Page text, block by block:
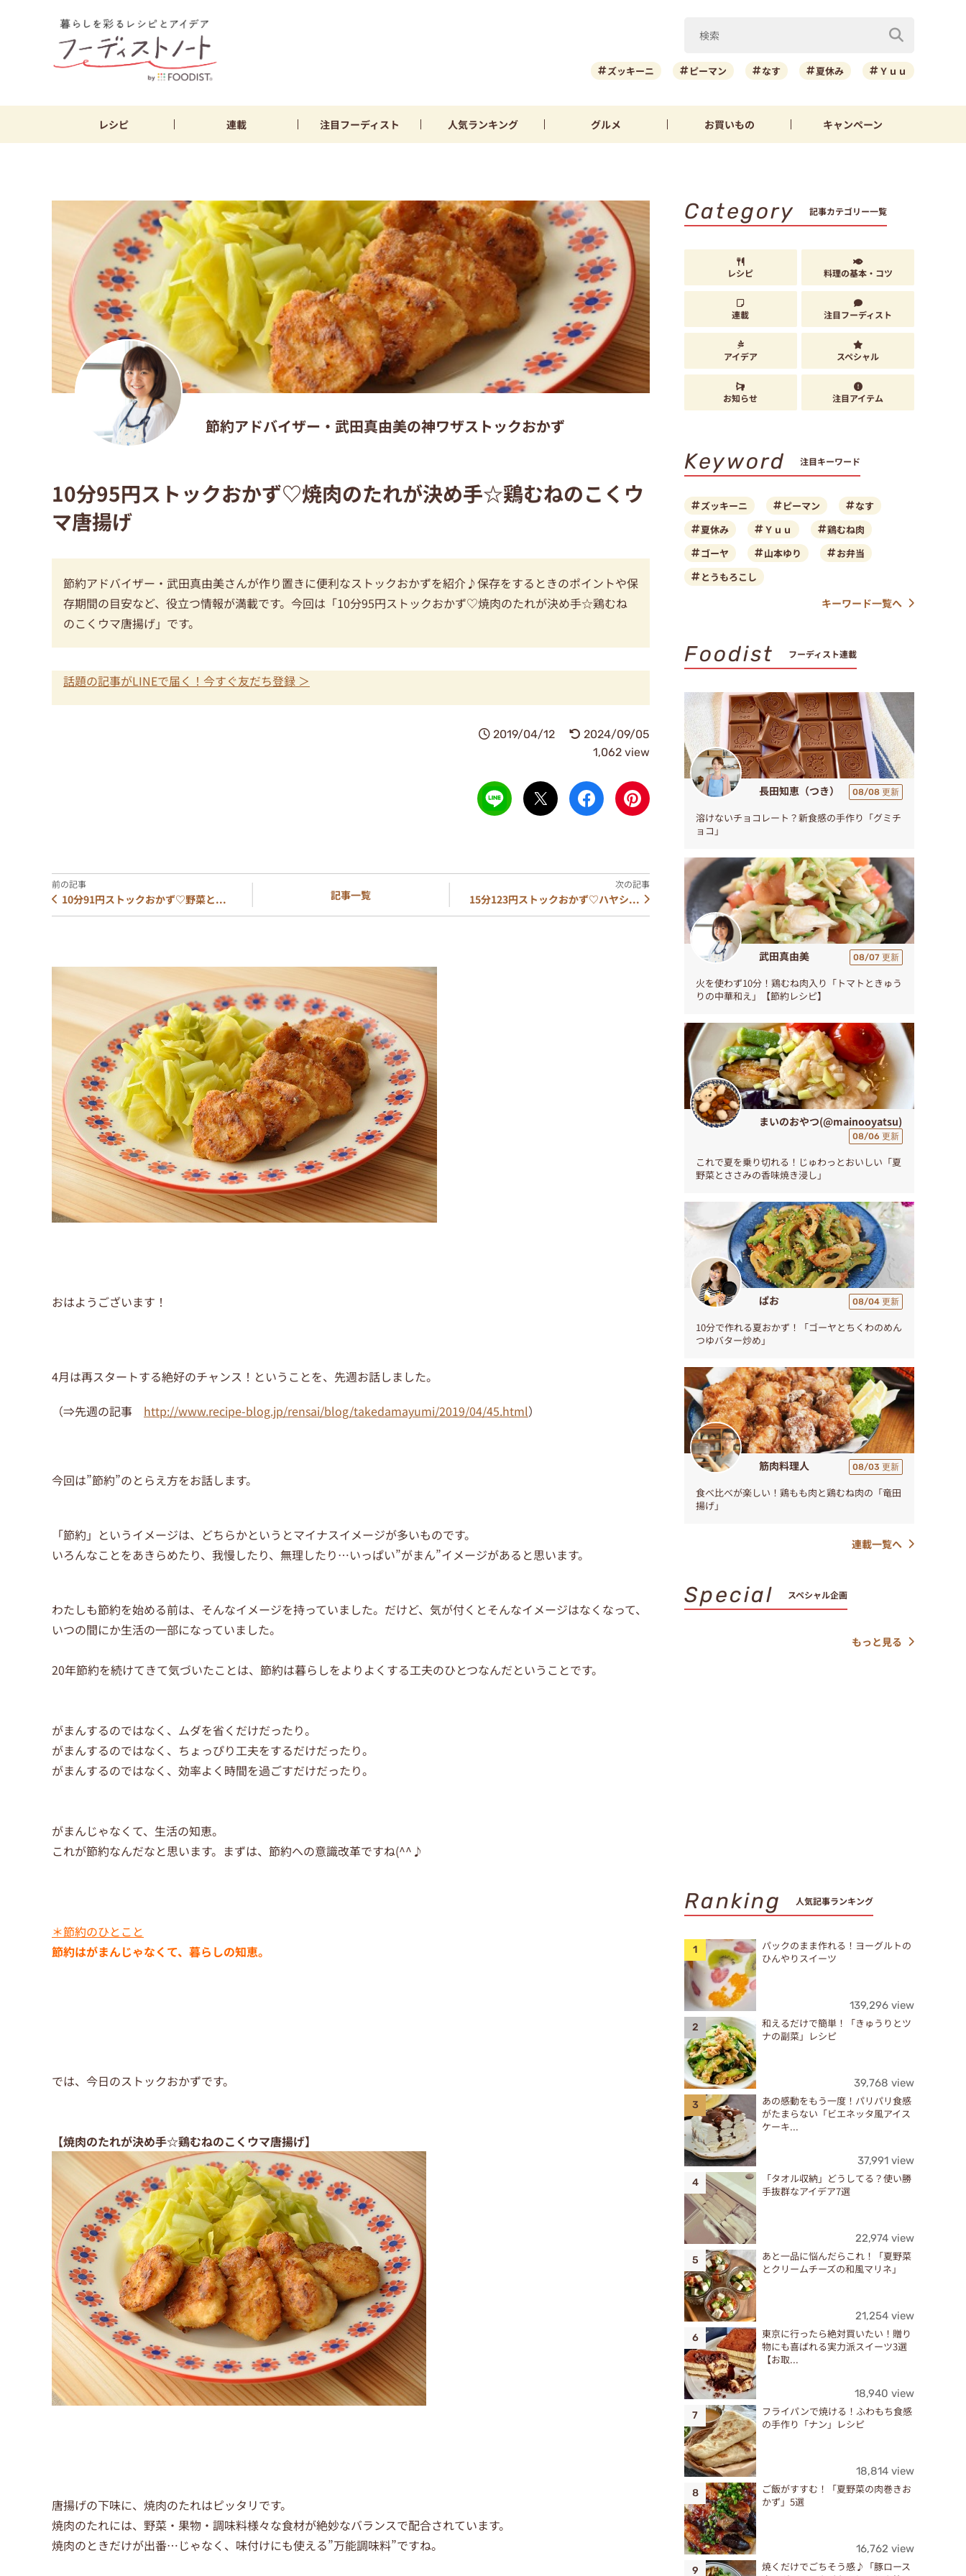
ズッキーニ ピーマン なす 夏休み Ｙｕｕ
レシピ 連載 注目フーディスト 人気ランキング グルメ お買いもの キャンペーン
節約アドバイザー・武田真由美の神ワザストックおかず
10分95円ストックおかず♡焼肉のたれが決め手☆鶏むねのこくウ
マ唐揚げ
節約アドバイザー・武田真由美さんが作り置きに便利なストックおかずを紹介♪保存をするときのポイントや保
存期間の目安など、役立つ情報が満載です。今回は「10分95円ストックおかず♡焼肉のたれが決め手☆鶏むね
のこくウマ唐揚げ」です。
話題の記事がLINEで届く！今すぐ友だち登録 ＞
2019/04/12
2024/09/05
1,062 view
10分91円ストックおかず♡野菜と... 記事一覧 15分123円ストックおかず♡ハヤシ...
おはようございます！
4月は再スタートする絶好のチャンス！ということを、先週お話しました。
（⇒先週の記事 http://www.recipe-blog.jp/rensai/blog/takedamayumi/2019/04/45.html）
今回は”節約”のとらえ方をお話します。
「節約」というイメージは、どちらかというとマイナスイメージが多いものです。
いろんなことをあきらめたり、我慢したり、無理したり…いっぱい”がまん”イメージがあると思います。
わたしも節約を始める前は、そんなイメージを持っていました。だけど、気が付くとそんなイメージはなくなって、
いつの間にか生活の一部になっていました。
20年節約を続けてきて気づいたことは、節約は暮らしをよりよくする工夫のひとつなんだということです。
がまんするのではなく、ムダを省くだけだったり。
がまんするのではなく、ちょっぴり工夫をするだけだったり。
がまんするのではなく、効率よく時間を過ごすだけだったり。
がまんじゃなくて、生活の知恵。
これが節約なんだなと思います。まずは、節約への意識改革ですね(^^♪
＊節約のひとこと
節約はがまんじゃなくて、暮らしの知恵。
では、今日のストックおかずです。
【焼肉のたれが決め手☆鶏むねのこくウマ唐揚げ】
唐揚げの下味に、焼肉のたれはピッタリです。
焼肉のたれには、野菜・果物・調味料様々な食材が絶妙なバランスで配合されています。
焼肉のときだけが出番…じゃなく、味付けにも使える”万能調味料”ですね。
Category 記事カテゴリー一覧
レシピ 料理の基本・コツ
連載 注目フーディスト
アイデア スペシャル
お知らせ 注目アイテム
Keyword 注目キーワード
ズッキーニ ピーマン
なす
夏休み
Ｙｕｕ
鶏むね肉
ゴーヤ
山本ゆり
お弁当
とうもろこし
キーワード一覧へ
Foodist フーディスト連載
長田知恵（つき） 08/08 更新
溶けないチョコレート？新食感の手作り「グミチ
ョコ」
武田真由美 08/07 更新
火を使わず10分！鶏むね肉入り「トマトときゅう
りの中華和え」【節約レシピ】
まいのおやつ(@mainooyatsu)
08/06 更新
これで夏を乗り切れる！じゅわっとおいしい「夏
野菜とささみの香味焼き浸し」
ぱお 08/04 更新
10分で作れる夏おかず！「ゴーヤとちくわのめん
つゆバター炒め」
筋肉料理人 08/03 更新
食べ比べが楽しい！鶏もも肉と鶏むね肉の「竜田
揚げ」
連載一覧へ
Special スペシャル企画
もっと見る
Ranking 人気記事ランキング
パックのまま作れる！ヨーグルトの
ひんやりスイーツ
139,296 view
和えるだけで簡単！「きゅうりとツ
ナの副菜」レシピ
39,768 view
あの感動をもう一度！パリパリ食感
がたまらない「ビエネッタ風アイス
ケーキ...
37,991 view
「タオル収納」どうしてる？使い勝
手抜群なアイデア7選
22,974 view
あと一品に悩んだらこれ！「夏野菜
とクリームチーズの和風マリネ」
21,254 view
東京に行ったら絶対買いたい！贈り
物にも喜ばれる実力派スイーツ3選
【お取...
18,940 view
フライパンで焼ける！ふわもち食感
の手作り「ナン」レシピ
18,814 view
ご飯がすすむ！「夏野菜の肉巻きお
かず」5選
16,762 view
焼くだけでごちそう感♪「豚ロース